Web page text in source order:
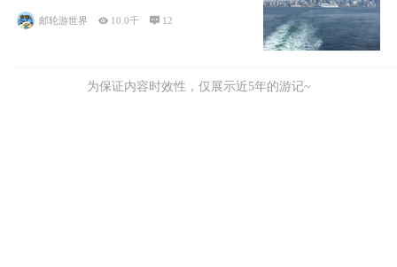
个州/省：美国华盛顿州
邮轮游世界  10.0千  12
为保证内容时效性，仅展示近5年的游记~